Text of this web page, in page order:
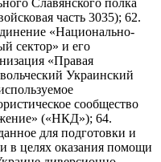
Славянского полка
часть 3035); 62.
«Национально-
сектор» и его
«Правая
Украинский
сообщество
(«НКД»); 64.
для подготовки и
в целях оказания помощи